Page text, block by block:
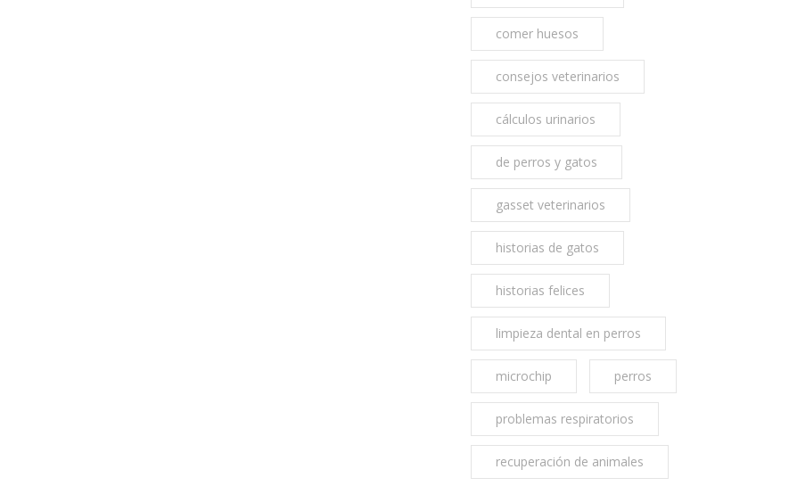
comer huesos
consejos veterinarios
cálculos urinarios
de perros y gatos
gasset veterinarios
historias de gatos
historias felices
limpieza dental en perros
microchip perros
problemas respiratorios
recuperación de animales